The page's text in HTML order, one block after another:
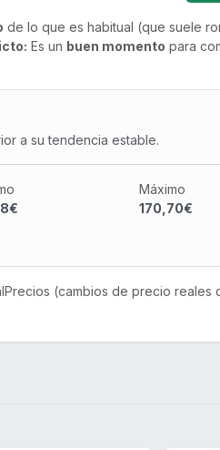
de lo que es habitual (que suele
Es un buen momento para
a su tendencia estable.
Máximo
170,70€
(cambios de precio reales